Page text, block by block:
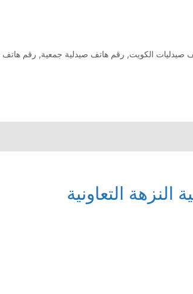
صيدليات الكويت, رقم هاتف صيدلية جمعية, رقم هاتف
التعاونية